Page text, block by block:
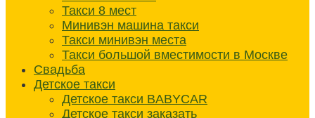
Такси 8 мест
Минивэн машина такси
Такси минивэн места
Такси большой вместимости в Москве
Свадьба
Детское такси
Детское такси BABYCAR
Детское такси заказать